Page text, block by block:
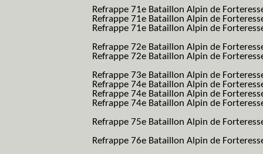
Refrappe 71e Bataillon Alpin de
Refrappe 71e Bataillon Alpin de
Refrappe 71e Bataillon Alpin de
Refrappe 72e Bataillon Alpin de
Refrappe 72e Bataillon Alpin de
Refrappe 73e Bataillon Alpin de
Refrappe 74e Bataillon Alpin de
Refrappe 74e Bataillon Alpin de
Refrappe 74e Bataillon Alpin de
Refrappe 75e Bataillon Alpin de
Refrappe 76e Bataillon Alpin de